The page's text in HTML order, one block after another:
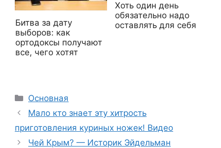
Битва за дату
выборов: как
ортодоксы получают
все, чего хотят
Хоть один день
обязательно надо
оставлять для себя
Рубрики
Основная
Мало кто знает эту хитрость
приготовления куриных ножек! Видео
Чей Крым? — Историк Эйдельман